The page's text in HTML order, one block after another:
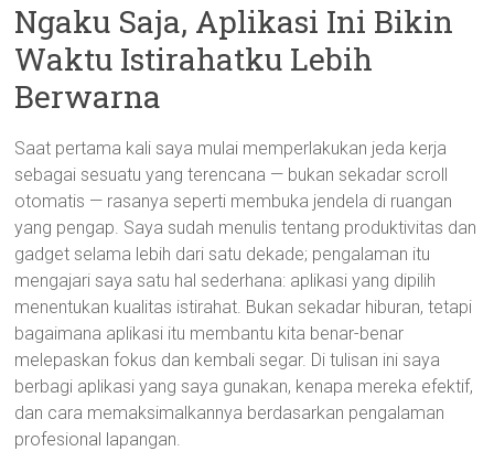
Ngaku Saja, Aplikasi Ini Bikin
Waktu Istirahatku Lebih
Berwarna
Saat pertama kali saya mulai memperlakukan jeda kerja
sebagai sesuatu yang terencana — bukan sekadar scroll
otomatis — rasanya seperti membuka jendela di ruangan
yang pengap. Saya sudah menulis tentang produktivitas dan
gadget selama lebih dari satu dekade; pengalaman itu
mengajari saya satu hal sederhana: aplikasi yang dipilih
menentukan kualitas istirahat. Bukan sekadar hiburan, tetapi
bagaimana aplikasi itu membantu kita benar-benar
melepaskan fokus dan kembali segar. Di tulisan ini saya
berbagi aplikasi yang saya gunakan, kenapa mereka efektif,
dan cara memaksimalkannya berdasarkan pengalaman
profesional lapangan.